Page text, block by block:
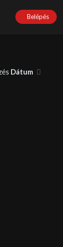
Belépés
Dátum